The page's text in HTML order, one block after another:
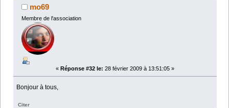
mo69
Membre de l'association
« Réponse #32 le: 28 février 2009 à 13:51:05 »
Bonjour à tous,
Citer